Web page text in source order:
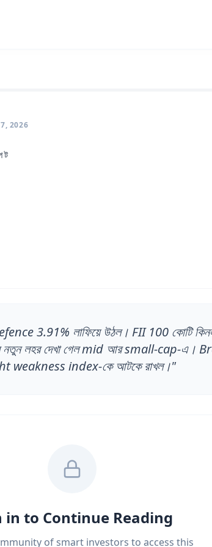
2026
3.91% লাফিয়ে উঠল। FII 100 কোটি
লহর দেখা গেল mid আর small-cap-এ।
weakness index-কে আটকে রাখল।"
in to Continue Reading
of smart investors to access this